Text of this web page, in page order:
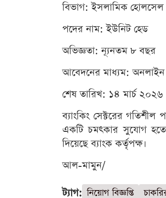
বিভাগ: ইসলামিক হোলসেল
পদের নাম: ইউনিট হেড
অভিজ্ঞতা: ন্যূনতম ৮ বছর
আবেদনের মাধ্যম: অনলাইন
শেষ তারিখ: ১৪ মার্চ ২০২৬
ব্যাংকিং সেক্টরের
একটি চমৎকার সুযোগ হতে
দিয়েছে ব্যাংক কর্তৃপক্ষ।
আল-মামুন/
ট্যাগ: নিয়োগ বিজ্ঞপ্তি